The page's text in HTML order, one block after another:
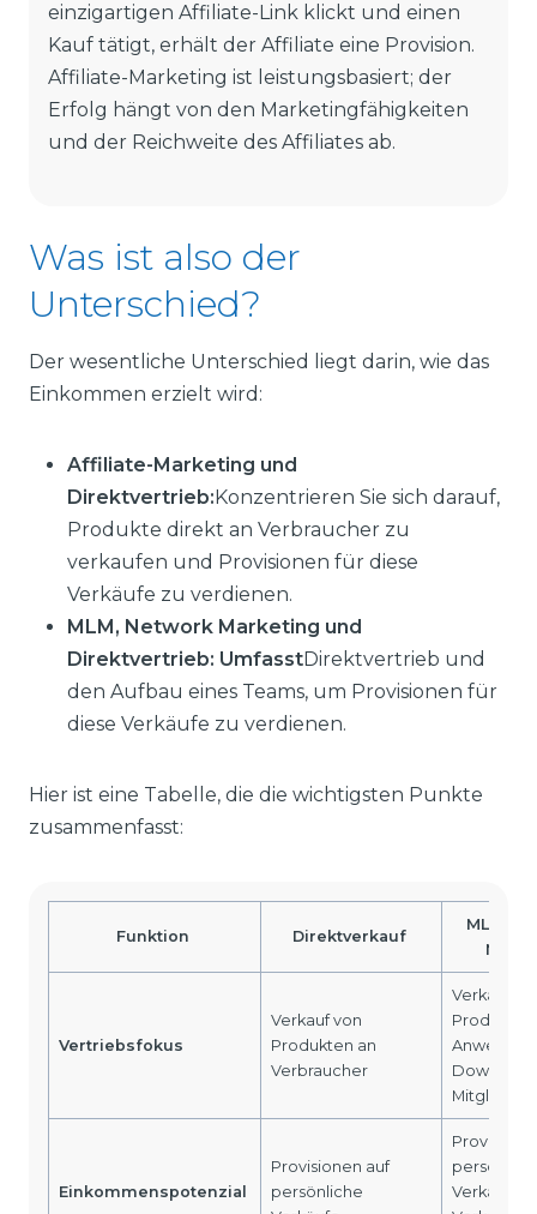
einzigartigen Affiliate-Link klickt und einen
Kauf tätigt, erhält der Affiliate eine Provision.
Affiliate-Marketing ist leistungsbasiert; der
Erfolg hängt von den Marketingfähigkeiten
und der Reichweite des Affiliates ab.
Was ist also der
Unterschied?
Der wesentliche Unterschied liegt darin, wie das
Einkommen erzielt wird:
Affiliate-Marketing und
Direktvertrieb:Konzentrieren Sie sich darauf,
Produkte direkt an Verbraucher zu
verkaufen und Provisionen für diese
Verkäufe zu verdienen.
MLM, Network Marketing und
Direktvertrieb: UmfasstDirektvertrieb und
den Aufbau eines Teams, um Provisionen für
diese Verkäufe zu verdienen.
Hier ist eine Tabelle, die die wichtigsten Punkte
zusammenfasst:
Funktion Direktverkauf
MLM
Vertriebsfokus
Verkauf von
Produkten an
Verbraucher
Verkauf
Produkten
Downline-
Einkommenspotenzial
Provisionen auf
persönliche
Verkäufe